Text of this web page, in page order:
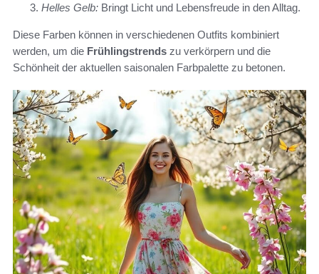
Helles Gelb: Bringt Licht und Lebensfreude in den Alltag.
Diese Farben können in verschiedenen Outfits kombiniert
werden, um die Frühlingstrends zu verkörpern und die
Schönheit der aktuellen saisonalen Farbpalette zu betonen.